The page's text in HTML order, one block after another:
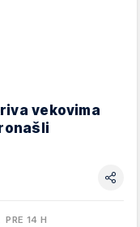
vekovima
PRE 14 H